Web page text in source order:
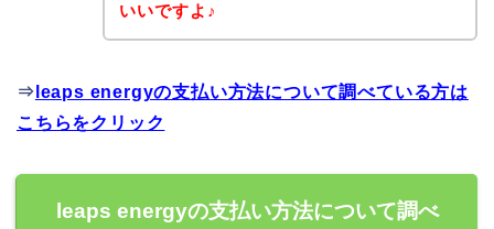
いいですよ♪
⇒ leaps energyの支払い方法について調べている方は
こちらをクリック
leaps energyの支払い方法について調べ